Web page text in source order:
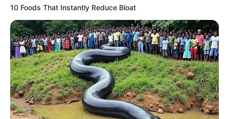
disidencias en Segovia,
DESPLAZADOS
Denuncian que el Clan del
Golfo revisa celulares de
desplazados en Antioquia
10 Foods That Instantly Reduce Bloat